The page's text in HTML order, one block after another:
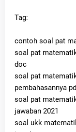
Tag:
contoh soal pat
soal pat
doc
soal pat
pembahasannya
soal pat
jawaban 2021
soal ukk